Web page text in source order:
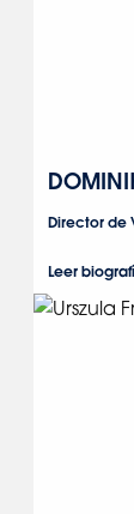
Director de
Leer